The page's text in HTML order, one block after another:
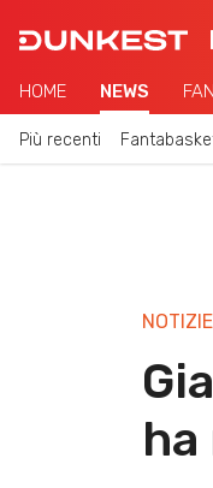
HOME NEWS
Più recenti
NOTIZIE